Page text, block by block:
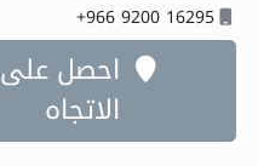
+966 9200 16295
احصل على
الاتجاه